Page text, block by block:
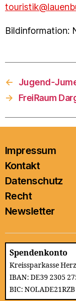
Bildinformation:
←
Jugend-
→
FreiRaum
Impressum
Kontakt
Datenschutz
Recht
Newsletter
Spendenkonto
Kreissparkasse
IBAN: DE39 2305
BIC: NOLADE21RZB